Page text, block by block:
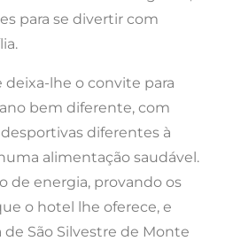
para se divertir com
deixa-lhe o convite para
bem diferente, com
diferentes à
alimentação saudável.
de energia, provando os
o hotel lhe oferece, e
São Silvestre de Monte